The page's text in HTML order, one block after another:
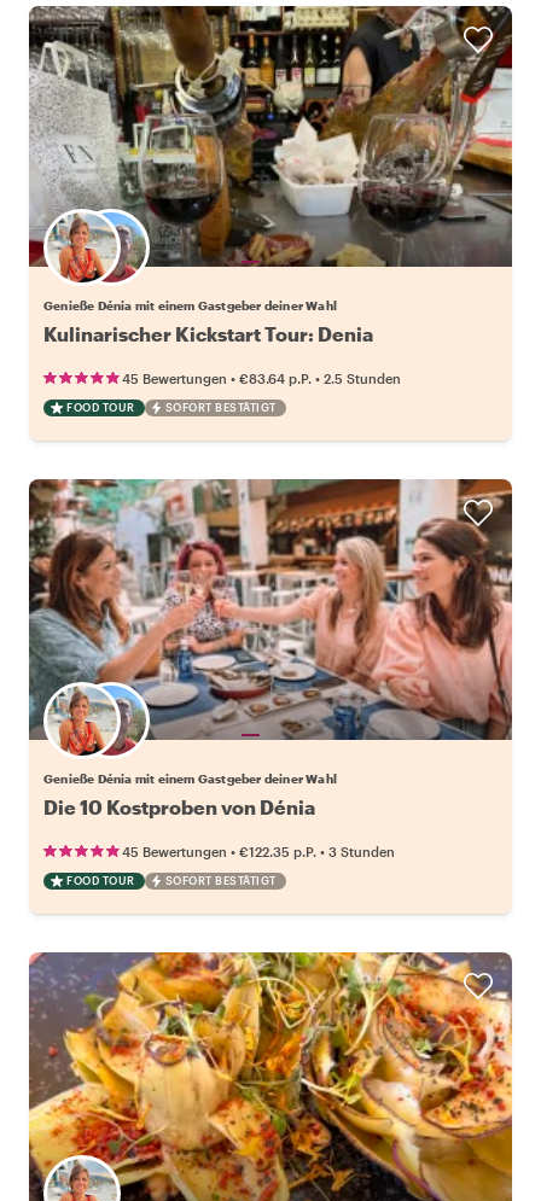
Wähle deinen Lieblingsgastgeber
Genieße Dénia mit einem Gastgeber deiner Wahl
Kulinarischer Kickstart Tour: Denia
45 Bewertungen • €83.64 p.P. • 2.5 Stunden
FOOD TOUR SOFORT BESTÄTIGT
Wähle deinen Lieblingsgastgeber
Genieße Dénia mit einem Gastgeber deiner Wahl
Die 10 Kostproben von Dénia
45 Bewertungen • €122.35 p.P. • 3 Stunden
FOOD TOUR SOFORT BESTÄTIGT